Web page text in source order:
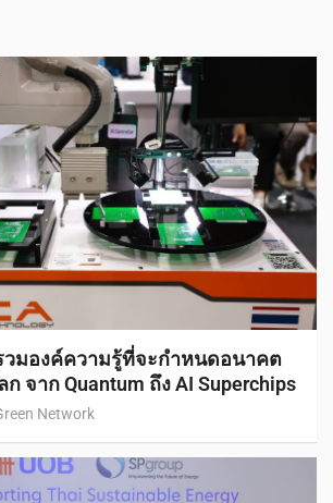
วมองค์ความรู้ที่จะกำหนดอนาคต
จาก Quantum ถึง AI Superchips
Network